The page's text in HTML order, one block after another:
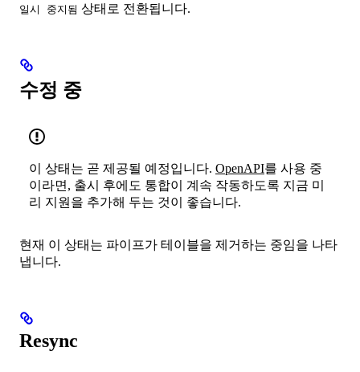
일시 중지됨 상태로 전환됩니다.
수정 중
이 상태는 곧 제공될 예정입니다. OpenAPI를 사용 중
이라면, 출시 후에도 통합이 계속 작동하도록 지금 미
리 지원을 추가해 두는 것이 좋습니다.
현재 이 상태는 파이프가 테이블을 제거하는 중임을 나타
냅니다.
Resync